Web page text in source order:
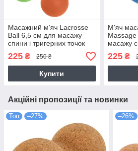
Масажний м'яч Lacrosse
Ball 6,5 см для масажу
спини і тригерних точок
225 ₴ 250 ₴
Купити
М'яч
масажу
225₴
Акційні пропозиції та новинки
Топ –27% –26%